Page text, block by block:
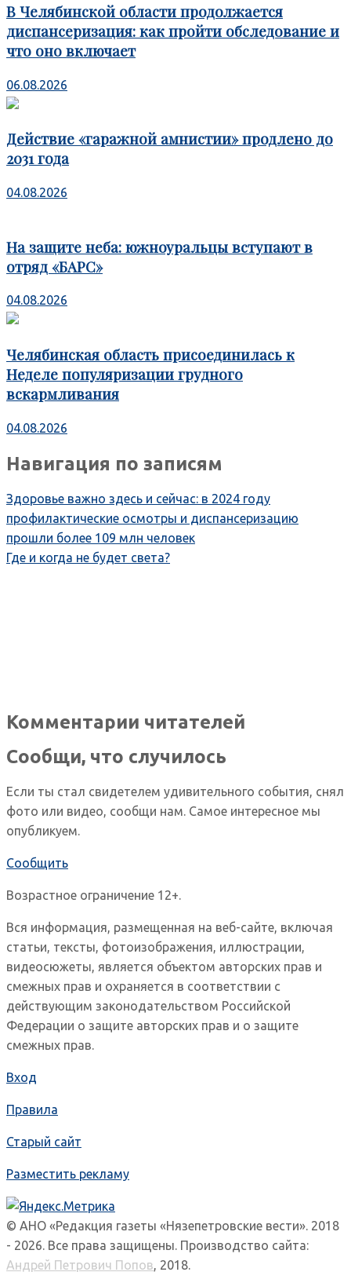
В Челябинской области продолжается
диспансеризация: как пройти обследование и
что оно включает
06.08.2026
Действие «гаражной амнистии» продлено до
2031 года
04.08.2026
На защите неба: южноуральцы вступают в
отряд «БАРС»
04.08.2026
Челябинская область присоединилась к
Неделе популяризации грудного
вскармливания
04.08.2026
Навигация по записям
Здоровье важно здесь и сейчас: в 2024 году
профилактические осмотры и диспансеризацию
прошли более 109 млн человек
Где и когда не будет света?
Комментарии читателей
Сообщи, что случилось
Если ты стал свидетелем удивительного события, снял
фото или видео, сообщи нам. Самое интересное мы
опубликуем.
Сообщить
Возрастное ограничение 12+.
Вся информация, размещенная на веб-сайте, включая
статьи, тексты, фотоизображения, иллюстрации,
видеосюжеты, является объектом авторских прав и
смежных прав и охраняется в соответствии с
действующим законодательством Российской
Федерации о защите авторских прав и о защите
смежных прав.
Вход
Правила
Старый сайт
Разместить рекламу
© АНО «Редакция газеты «Нязепетровские вести». 2018
- 2026. Все права защищены. Производство сайта:
Андрей Петрович Попов, 2018.